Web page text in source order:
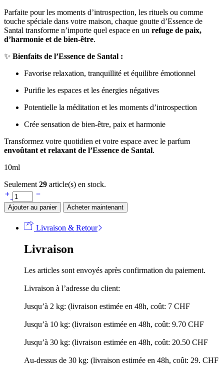
Parfaite pour les moments d’introspection, les rituels ou comme
touche spéciale dans votre maison, chaque goutte d’Essence de
Santal transforme n’importe quel espace en un refuge de paix,
d’harmonie et de bien-être.
✨ Bienfaits de l’Essence de Santal :
Favorise relaxation, tranquillité et équilibre émotionnel
Purifie les espaces et les énergies négatives
Potentielle la méditation et les moments d’introspection
Crée sensation de bien-être, paix et harmonie
Transformez votre quotidien et votre espace avec le parfum
envoûtant et relaxant de l’Essence de Santal.
10ml
Seulement 29 article(s) en stock.
Ajouter au panier Acheter maintenant
Livraison & Retour
Livraison
Les articles sont envoyés après confirmation du paiement.
Livraison à l’adresse du client:
Jusqu’à 2 kg: (livraison estimée en 48h, coût: 7 CHF
Jusqu’à 10 kg: (livraison estimée en 48h, coût: 9.70 CHF
Jusqu’à 30 kg: (livraison estimée en 48h, coût: 20.50 CHF
Au-dessus de 30 kg: (livraison estimée en 48h, coût: 29. CHF